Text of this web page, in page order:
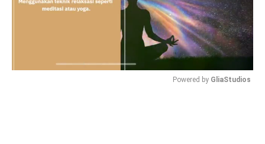
Powered by GliaStudios